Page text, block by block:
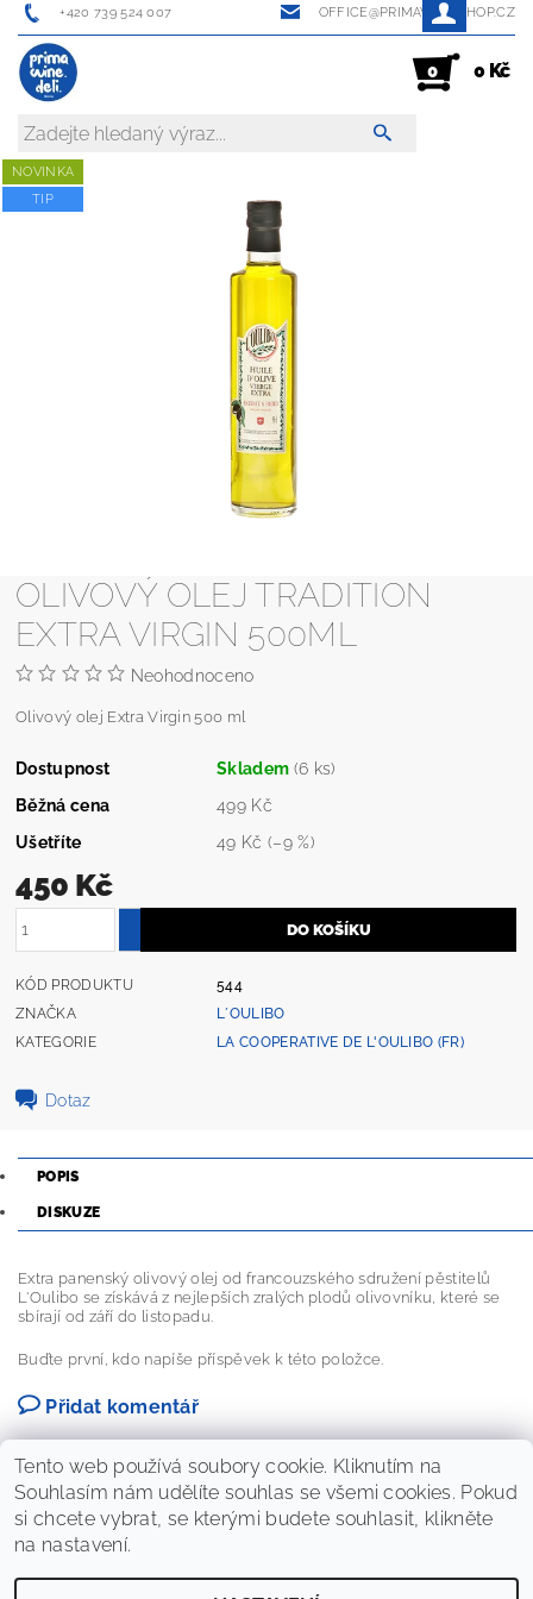
+420 739 524 007 OFFICE@PRIMAWINESHOP.CZ
0 0 Kč
NOVINKA
TIP
OLIVOVÝ OLEJ TRADITION
EXTRA VIRGIN 500ML
Neohodnoceno
Olivový olej Extra Virgin 500 ml
Dostupnost Skladem (6 ks)
Běžná cena
499 Kč
Ušetříte
49 Kč(–9 %)
450 Kč
KÓD PRODUKTU
544
ZNAČKA
L´OULIBO
KATEGORIE
LA COOPERATIVE DE L'OULIBO (FR)
Dotaz
POPIS
DISKUZE
Extra panenský olivový olej od francouzského sdružení pěstitelů
L'Oulibo se získává z nejlepších zralých plodů olivovníku, které se
sbírají od září do listopadu.
Buďte první, kdo napíše příspěvek k této položce.
Přidat komentář
Tento web používá soubory cookie. Kliknutím na
Souhlasím nám udělíte souhlas se všemi cookies. Pokud
si chcete vybrat, se kterými budete souhlasit, klikněte
na nastavení.